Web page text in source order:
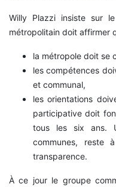
Willy Plazzi insiste sur
métropolitain doit affirmer
la métropole doit se
les compétences
et communal,
les orientations
participative doit
tous les six ans.
communes, reste
transparence.
À ce jour le groupe